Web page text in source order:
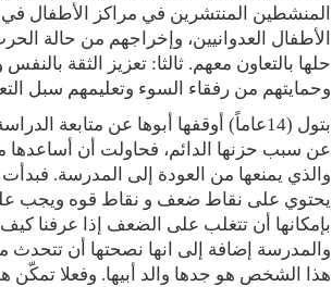
المنشطين المنتشرين في مراكز الأطفال في
الأطفال العدوانيين، وإخراجهم من حالة
حلها بالتعاون معهم. ثالثا: تعزيز الثقة
وحمايتهم من رفقاء السوء وتعليمهم سبل
بتول (14عاماً) أوقفها أبوها عن
عن سبب حزنها الدائم، فحاولت أن
والذي يمنعها من العودة إلى المدرسة.
يحتوي على نقاط ضعف و نقاط قوه ويجب
بإمكانها أن تتغلب على الضعف إذا عرفنا
والمدرسة إضافة إلى انها نصحتها أن
هذا الشخص هو جدها والد أبيها. وفعلا تمكّن